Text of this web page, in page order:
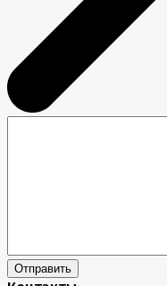
Отправить